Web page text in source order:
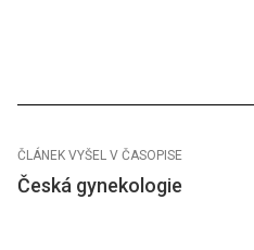
ČLÁNEK VYŠEL V ČASOPISE
Česká gynekologie